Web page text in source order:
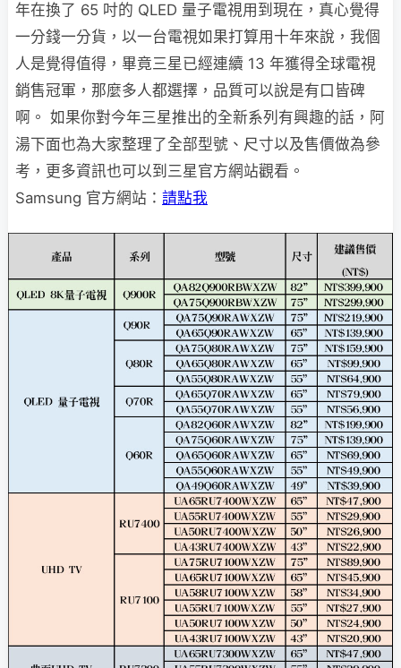
年在換了 65 吋的 QLED 量子電視用到現在，真心覺得
一分錢一分貨，以一台電視如果打算用十年來說，我個
人是覺得值得，畢竟三星已經連續 13 年獲得全球電視
銷售冠軍，那麼多人都選擇，品質可以說是有口皆碑
啊。 如果你對今年三星推出的全新系列有興趣的話，阿
湯下面也為大家整理了全部型號、尺寸以及售價做為參
考，更多資訊也可以到三星官方網站觀看。
Samsung 官方網站： 請點我